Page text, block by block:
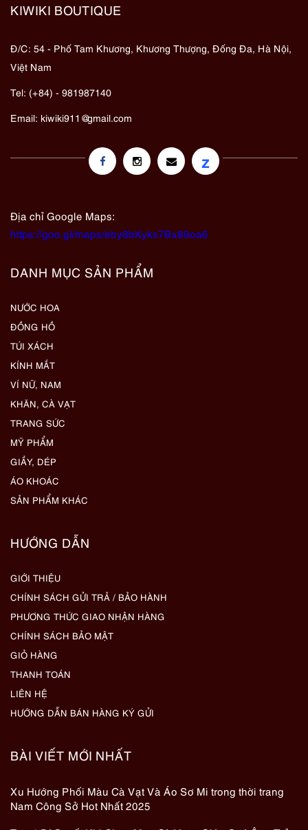
KIWIKI BOUTIQUE
Đ/C: 54 - Phố Tam Khương, Khương Thượng, Đống Đa, Hà Nội,
Việt Nam
Tel: (+84) - 981987140
Email: kiwiki911@gmail.com
z
Địa chỉ Google Maps:
https://goo.gl/maps/eby8bKyks7Bx89oa6
DANH MỤC SẢN PHẨM
NƯỚC HOA
ĐỒNG HỒ
TÚI XÁCH
KÍNH MẮT
VÍ NỮ, NAM
KHĂN, CÀ VẠT
TRANG SỨC
MỸ PHẨM
GIẦY, DÉP
ÁO KHOÁC
SẢN PHẨM KHÁC
HƯỚNG DẪN
GIỚI THIỆU
CHÍNH SÁCH GỬI TRẢ / BẢO HÀNH
PHƯƠNG THỨC GIAO NHẬN HÀNG
CHÍNH SÁCH BẢO MẬT
GIỎ HÀNG
THANH TOÁN
LIÊN HỆ
HƯỚNG DẪN BÁN HÀNG KÝ GỬI
BÀI VIẾT MỚI NHẤT
Xu Hướng Phối Màu Cà Vạt Và Áo Sơ Mi trong thời trang
Nam Công Sở Hot Nhất 2025